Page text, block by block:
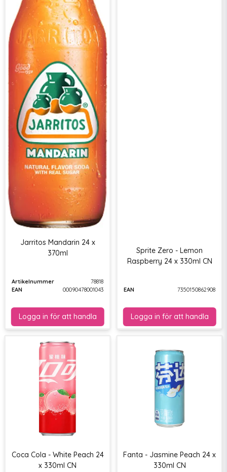
Jarritos Mandarin 24 x
370ml
Artikelnummer
78818
EAN
00090478001043
Sprite Zero - Lemon
Raspberry 24 x 330ml CN
EAN 7350150862908
Coca Cola - White Peach 24
x 330ml CN
Fanta - Jasmine Peach 24 x
330ml CN